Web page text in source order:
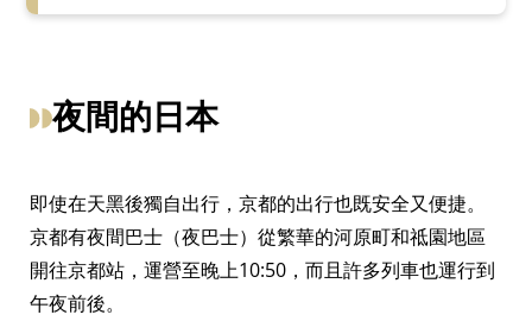
夜間的日本
即使在天黑後獨自出行，京都的出行也既安全又便捷。
京都有夜間巴士（夜巴士）從繁華的河原町和祗園地區
開往京都站，運營至晚上10:50，而且許多列車也運行到
午夜前後。